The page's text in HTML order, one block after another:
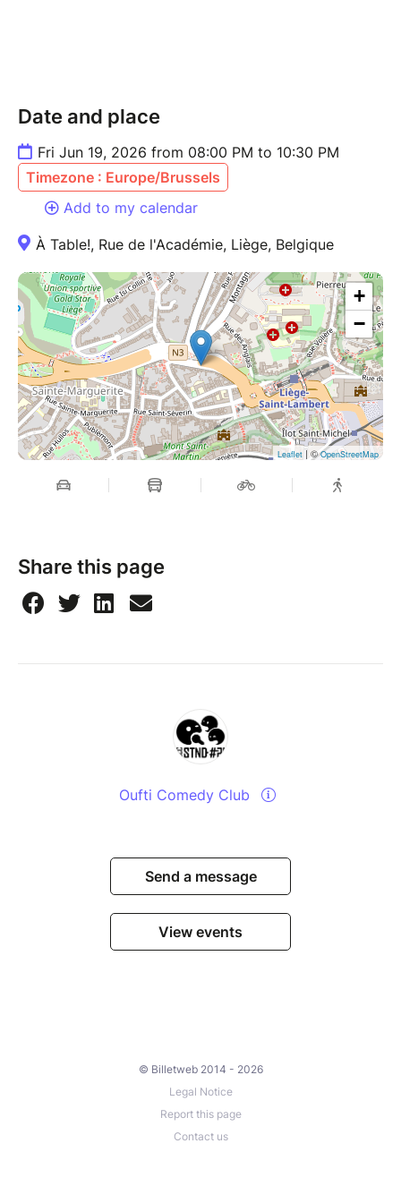
Date and place
Fri Jun 19, 2026 from 08:00 PM to 10:30 PM
Timezone : Europe/Brussels
Add to my calendar
À Table!, Rue de l'Académie, Liège, Belgique
+
−
Leaflet| ©OpenStreetMap
Share this page
Oufti Comedy Club
Send a message
View events
© Billetweb 2014 - 2026
Legal Notice
Report this page
Contact us